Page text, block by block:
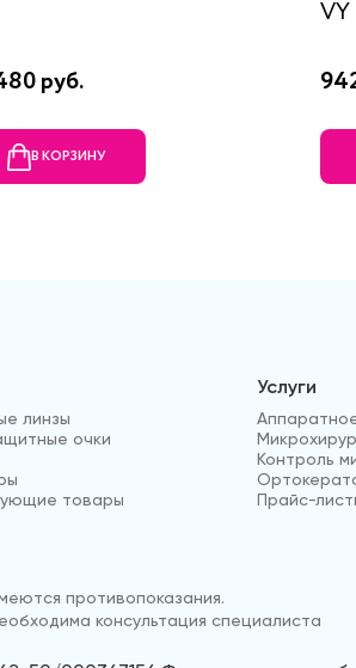
руб.
В КОРЗИНУ
линзы
очки
товары
Услуги
Контроль
Прайс-
противопоказания.
консультация специалиста